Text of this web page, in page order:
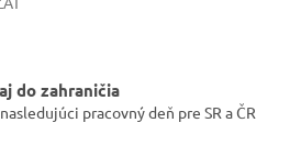
do zahraničia
pracovný deň pre SR a ČR